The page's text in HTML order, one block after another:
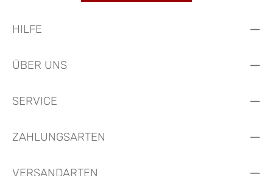
HILFE
ÜBER UNS
SERVICE
ZAHLUNGSARTEN
VERSANDARTEN